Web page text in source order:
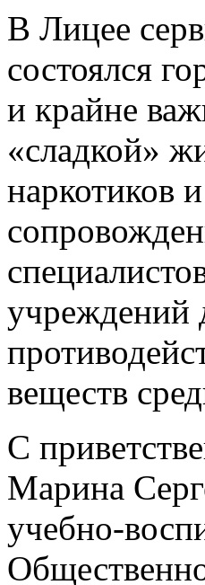
В Лицее
состоялся
и крайне
«сладкой»
наркотиков
учреждений
веществ
С
Марина
учебно-